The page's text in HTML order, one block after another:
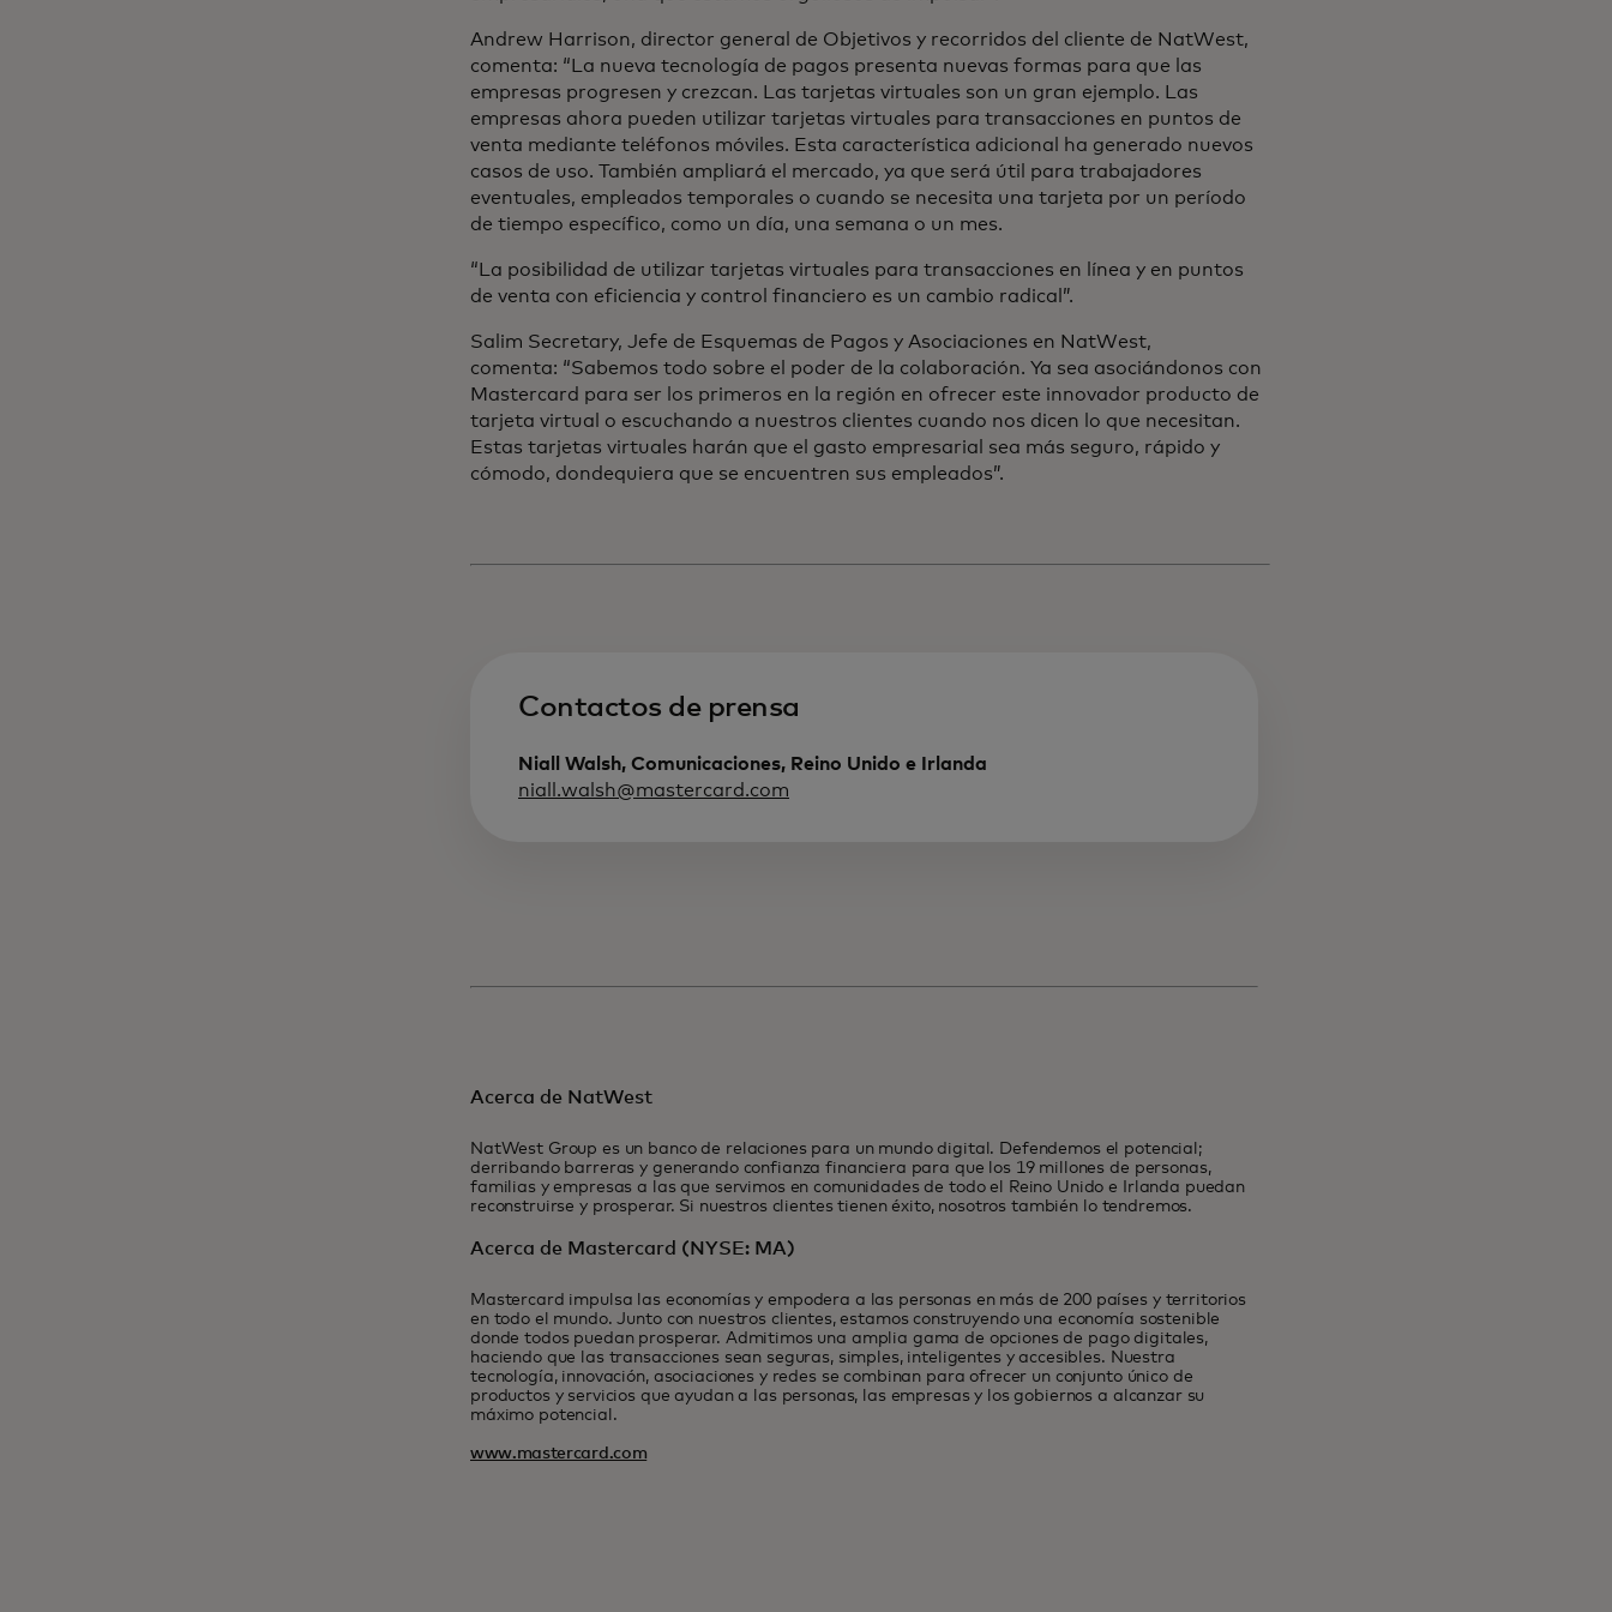
Andrew Harrison, director general de Objetivos y recorridos del cliente de NatWest,
comenta: “La nueva tecnología de pagos presenta nuevas formas para que las
empresas progresen y crezcan. Las tarjetas virtuales son un gran ejemplo. Las
empresas ahora pueden utilizar tarjetas virtuales para transacciones en puntos de
venta mediante teléfonos móviles. Esta característica adicional ha generado nuevos
casos de uso. También ampliará el mercado, ya que será útil para trabajadores
eventuales, empleados temporales o cuando se necesita una tarjeta por un período
de tiempo específico, como un día, una semana o un mes.
“La posibilidad de utilizar tarjetas virtuales para transacciones en línea y en puntos
de venta con eficiencia y control financiero es un cambio radical”.
Salim Secretary, Jefe de Esquemas de Pagos y Asociaciones en NatWest,
comenta: “Sabemos todo sobre el poder de la colaboración. Ya sea asociándonos con
Mastercard para ser los primeros en la región en ofrecer este innovador producto de
tarjeta virtual o escuchando a nuestros clientes cuando nos dicen lo que necesitan.
Estas tarjetas virtuales harán que el gasto empresarial sea más seguro, rápido y
cómodo, dondequiera que se encuentren sus empleados”.
Contactos de prensa
Niall Walsh, Comunicaciones, Reino Unido e Irlanda
niall.walsh@mastercard.com
Acerca de NatWest
NatWest Group es un banco de relaciones para un mundo digital. Defendemos el potencial;
derribando barreras y generando confianza financiera para que los 19 millones de personas,
familias y empresas a las que servimos en comunidades de todo el Reino Unido e Irlanda puedan
reconstruirse y prosperar. Si nuestros clientes tienen éxito, nosotros también lo tendremos.
Acerca de Mastercard (NYSE: MA)
Mastercard impulsa las economías y empodera a las personas en más de 200 países y territorios
en todo el mundo. Junto con nuestros clientes, estamos construyendo una economía sostenible
donde todos puedan prosperar. Admitimos una amplia gama de opciones de pago digitales,
haciendo que las transacciones sean seguras, simples, inteligentes y accesibles. Nuestra
tecnología, innovación, asociaciones y redes se combinan para ofrecer un conjunto único de
productos y servicios que ayudan a las personas, las empresas y los gobiernos a alcanzar su
máximo potencial.
www.mastercard.com